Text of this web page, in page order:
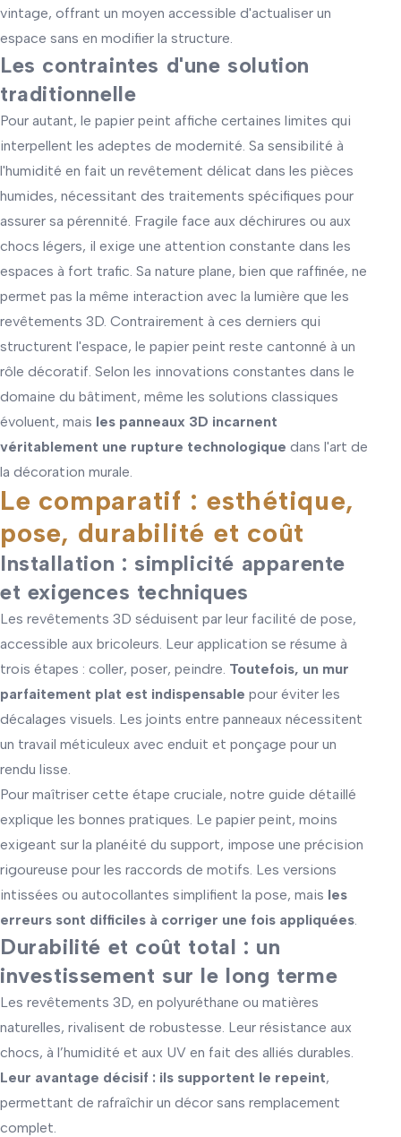
vintage, offrant un moyen accessible d'actualiser un
espace sans en modifier la structure.
Les contraintes d'une solution
traditionnelle
Pour autant, le papier peint affiche certaines limites qui
interpellent les adeptes de modernité. Sa sensibilité à
l'humidité en fait un revêtement délicat dans les pièces
humides, nécessitant des traitements spécifiques pour
assurer sa pérennité. Fragile face aux déchirures ou aux
chocs légers, il exige une attention constante dans les
espaces à fort trafic. Sa nature plane, bien que raffinée, ne
permet pas la même interaction avec la lumière que les
revêtements 3D. Contrairement à ces derniers qui
structurent l'espace, le papier peint reste cantonné à un
rôle décoratif. Selon les innovations constantes dans le
domaine du bâtiment, même les solutions classiques
évoluent, mais les panneaux 3D incarnent
véritablement une rupture technologique dans l'art de
la décoration murale.
Le comparatif : esthétique,
pose, durabilité et coût
Installation : simplicité apparente
et exigences techniques
Les revêtements 3D séduisent par leur facilité de pose,
accessible aux bricoleurs. Leur application se résume à
trois étapes : coller, poser, peindre. Toutefois, un mur
parfaitement plat est indispensable pour éviter les
décalages visuels. Les joints entre panneaux nécessitent
un travail méticuleux avec enduit et ponçage pour un
rendu lisse.
Pour maîtriser cette étape cruciale, notre guide détaillé
explique les bonnes pratiques. Le papier peint, moins
exigeant sur la planéité du support, impose une précision
rigoureuse pour les raccords de motifs. Les versions
intissées ou autocollantes simplifient la pose, mais les
erreurs sont difficiles à corriger une fois appliquées
Durabilité et coût total : un
investissement sur le long terme
Les revêtements 3D, en polyuréthane ou matières
naturelles, rivalisent de robustesse. Leur résistance aux
chocs, à l’humidité et aux UV en fait des alliés durables.
Leur avantage décisif : ils supportent le repeint,
permettant de rafraîchir un décor sans remplacement
complet.